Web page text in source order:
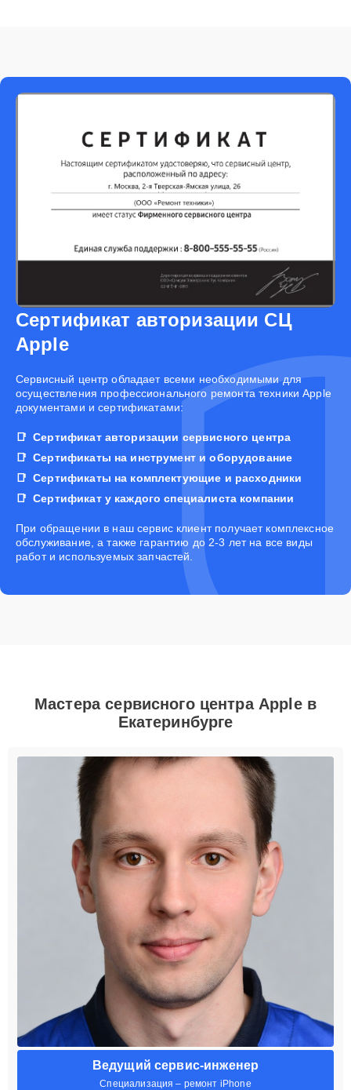
Сертификат авторизации СЦ
Apple
Cервисный центр обладает всеми необходимыми для
осуществления профессионального ремонта техники Apple
документами и сертификатами:
Сертификат авторизации сервисного центра
Сертификаты на инструмент и оборудование
Сертификаты на комплектующие и расходники
Сертификат у каждого специалиста компании
При обращении в наш сервис клиент получает комплексное
обслуживание, а также гарантию до 2-3 лет на все виды
работ и используемых запчастей.
Мастера сервисного центра Apple в
Екатеринбурге
Ведущий сервис-инженер
Специализация – ремонт iPhone